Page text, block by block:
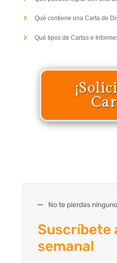
Qué contiene una Carta de
Qué tipos de Cartas e
No te pierdas
Suscríbete
semanal